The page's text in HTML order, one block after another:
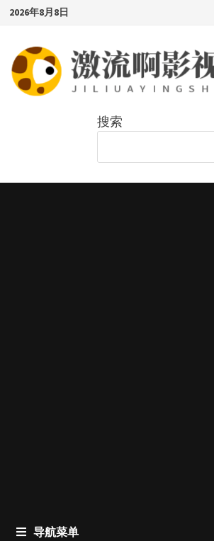
Skip
content
2026年8月8日
搜索
导航菜单